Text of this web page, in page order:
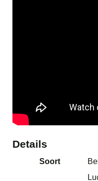
Details
Soort